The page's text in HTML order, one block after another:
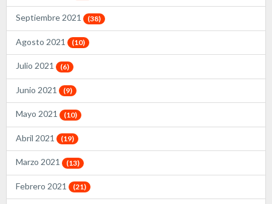
Septiembre 2021 (38)
Agosto 2021 (10)
Julio 2021 (6)
Junio 2021 (9)
Mayo 2021 (10)
Abril 2021 (19)
Marzo 2021 (13)
Febrero 2021 (21)